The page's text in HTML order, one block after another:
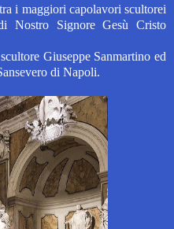
i maggiori capolavori scultorei
Nostro Signore Gesù Cristo
Giuseppe Sanmartino ed
di Napoli.